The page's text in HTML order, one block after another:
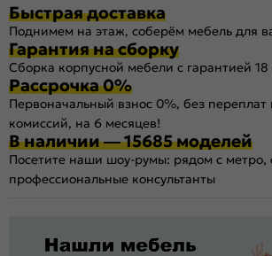
Быстрая доставка
Поднимем на этаж, соберём мебель для
Гарантия на сборку
Сборка корпусной мебели с гарантией 18
Рассрочка 0%
Первоначальный взнос 0%, без переплат
комиссий, на 6 месяцев!
В наличии — 15685 моделей
Посетите наши шоу-румы: рядом с метро,
профессиональные консультанты